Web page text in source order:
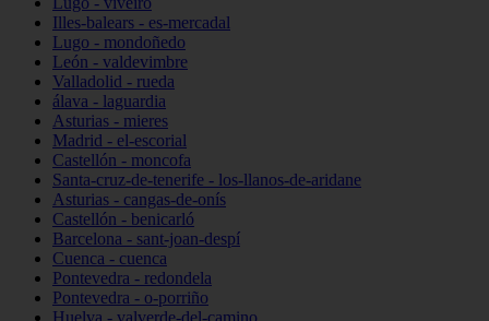
Illes-balears - es-mercadal
Lugo - mondoñedo
León - valdevimbre
Valladolid - rueda
álava - laguardia
Asturias - mieres
Madrid - el-escorial
Castellón - moncofa
Santa-cruz-de-tenerife - los-llanos-de-aridane
Asturias - cangas-de-onís
Castellón - benicarló
Barcelona - sant-joan-despí
Cuenca - cuenca
Pontevedra - redondela
Pontevedra - o-porriño
Huelva - valverde-del-camino